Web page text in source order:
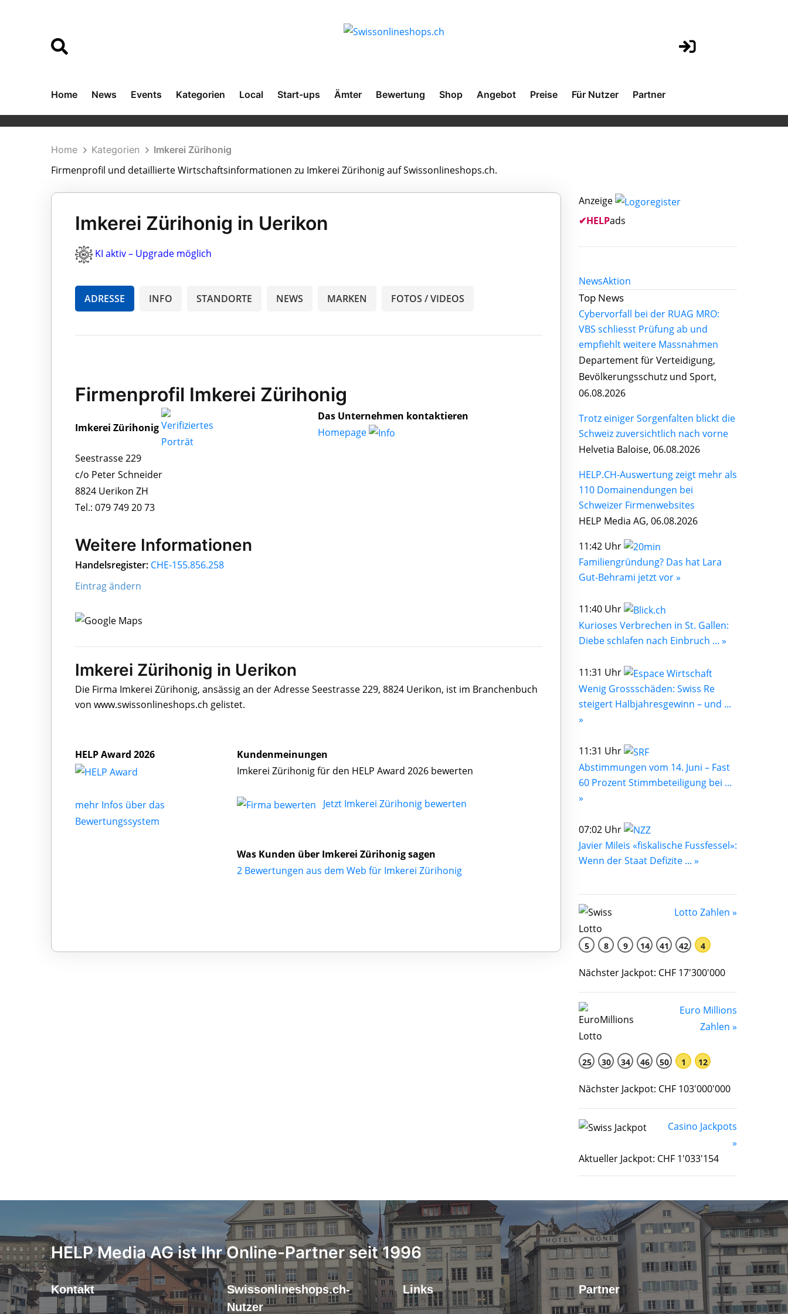
Home News Events Kategorien Local Start-ups Ämter Bewertung Shop Angebot Preise Für Nutzer Partner
Home Kategorien Imkerei Zürihonig
Firmenprofil und detaillierte Wirtschaftsinformationen zu Imkerei Zürihonig auf Swissonlineshops.ch.
Imkerei Zürihonig in Uerikon
KI aktiv – Upgrade möglich
ADRESSE INFO STANDORTE NEWS MARKEN FOTOS / VIDEOS
Firmenprofil Imkerei Zürihonig
Imkerei Zürihonig
Seestrasse 229
c/o Peter Schneider
8824 Uerikon ZH
Tel.: 079 749 20 73
Das Unternehmen kontaktieren
Homepage
Weitere Informationen
Handelsregister: CHE-155.856.258
Eintrag ändern
Imkerei Zürihonig in Uerikon
Die Firma Imkerei Zürihonig, ansässig an der Adresse Seestrasse 229, 8824 Uerikon, ist im Branchenbuch
von www.swissonlineshops.ch gelistet.
HELP Award 2026
mehr Infos über das
Bewertungssystem
Kundenmeinungen
Imkerei Zürihonig für den HELP Award 2026 bewerten
Jetzt Imkerei Zürihonig bewerten
Was Kunden über Imkerei Zürihonig sagen
2 Bewertungen aus dem Web für Imkerei Zürihonig
Anzeige
✔HELPads
NewsAktion
Top News
Cybervorfall bei der RUAG MRO:
VBS schliesst Prüfung ab und
empfiehlt weitere Massnahmen
Departement für Verteidigung,
Bevölkerungsschutz und Sport,
06.08.2026
Trotz einiger Sorgenfalten blickt die
Schweiz zuversichtlich nach vorne
Helvetia Baloise, 06.08.2026
HELP.CH-Auswertung zeigt mehr als
110 Domainendungen bei
Schweizer Firmenwebsites
HELP Media AG, 06.08.2026
11:42 Uhr
Familiengründung? Das hat Lara
Gut-Behrami jetzt vor »
11:40 Uhr
Kurioses Verbrechen in St. Gallen:
Diebe schlafen nach Einbruch ... »
11:31 Uhr
Wenig Grossschäden: Swiss Re
steigert Halbjahresgewinn – und ...
»
11:31 Uhr
Abstimmungen vom 14. Juni – Fast
60 Prozent Stimmbeteiligung bei ...
»
07:02 Uhr
Javier Mileis «fiskalische Fussfessel»:
Wenn der Staat Defizite ... »
Lotto Zahlen »
5 8 9 14 41 42 4
Nächster Jackpot: CHF 17'300'000
Euro Millions
Zahlen »
25 30 34 46 50 1 12
Nächster Jackpot: CHF 103'000'000
Casino Jackpots
»
Aktueller Jackpot: CHF 1'033'154
HELP Media AG ist Ihr Online-Partner seit 1996
Kontakt
Swissonlineshops.ch-
Nutzer
Links Partner